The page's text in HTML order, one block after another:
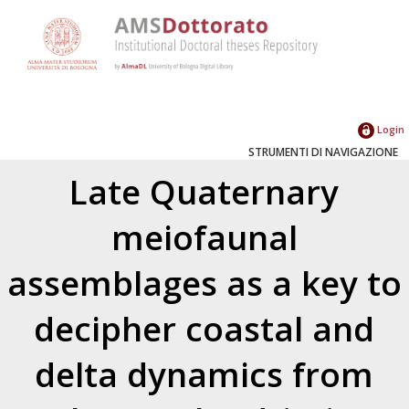
Login
STRUMENTI DI NAVIGAZIONE
Late Quaternary
meiofaunal
assemblages as a key to
decipher coastal and
delta dynamics from